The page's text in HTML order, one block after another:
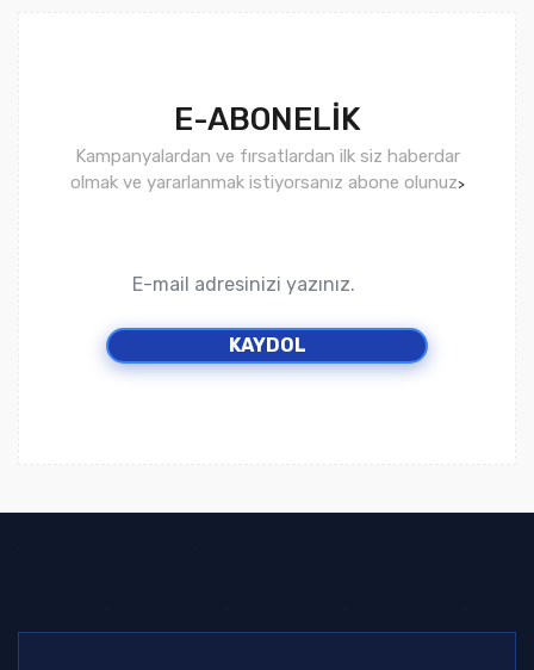
E-ABONELİK
Kampanyalardan ve fırsatlardan ilk siz haberdar
olmak ve yararlanmak istiyorsanız abone olunuz>
KAYDOL